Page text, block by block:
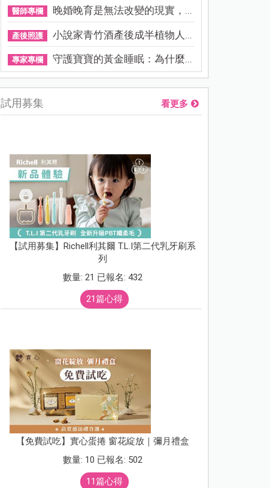
醫師專欄 晚婚晚育是無法改變的現實，...
產後照護 小說家青竹酒產後成半植物人...
專家專欄 守護寶寶的黃金睡眠：為什麼...
試用募集 看更多
【試用募集】Richell利其爾 T.L.I第二代乳牙刷系
列
數量: 21 已報名: 432
21篇心得
【免費試吃】實心蛋捲 窗花綻放｜彌月禮盒
數量: 10 已報名: 502
11篇心得